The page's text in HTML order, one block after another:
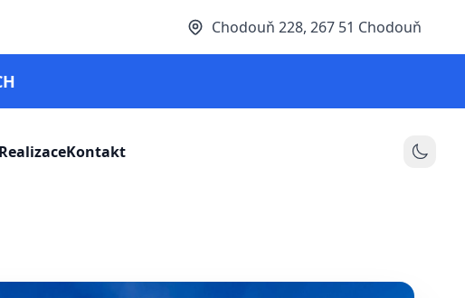
Chodouň 228, 267 51 Chodouň
RealizaceKontakt